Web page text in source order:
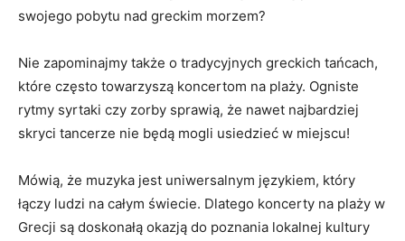
swojego pobytu nad greckim morzem?
Nie zapominajmy także o tradycyjnych greckich tańcach,
które‍ często towarzyszą koncertom na plaży. Ogniste
rytmy ⁤syrtaki czy zorby sprawią, że nawet najbardziej
skryci tancerze nie będą mogli usiedzieć w miejscu!
Mówią, że ⁢muzyka‍ jest uniwersalnym językiem, który
łączy ludzi na całym świecie. Dlatego koncerty na plaży w
Grecji są doskonałą okazją do poznania lokalnej kultury